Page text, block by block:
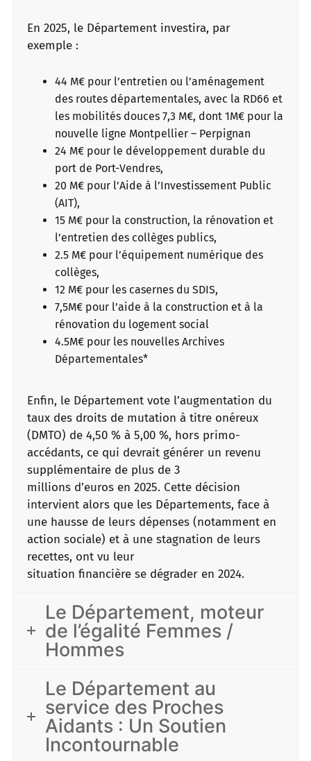
En 2025, le Département investira, par
exemple :
44 M€ pour l’entretien ou l’aménagement
des routes départementales, avec la RD66 et
les mobilités douces 7,3 M€, dont 1M€ pour la
nouvelle ligne Montpellier – Perpignan
24 M€ pour le développement durable du
port de Port-Vendres,
20 M€ pour l’Aide à l’Investissement Public
(AIT),
15 M€ pour la construction, la rénovation et
l’entretien des collèges publics,
2.5 M€ pour l’équipement numérique des
collèges,
12 M€ pour les casernes du SDIS,
7,5M€ pour l’aide à la construction et à la
rénovation du logement social
4.5M€ pour les nouvelles Archives
Départementales*
Enfin, le Département vote l’augmentation du
taux des droits de mutation à titre onéreux
(DMTO) de 4,50 % à 5,00 %, hors primo-
accédants, ce qui devrait générer un revenu
supplémentaire de plus de 3
millions d’euros en 2025. Cette décision
intervient alors que les Départements, face à
une hausse de leurs dépenses (notamment en
action sociale) et à une stagnation de leurs
recettes, ont vu leur
situation financière se dégrader en 2024.
Le Département, moteur
de l’égalité Femmes /
Hommes
Le Département au
service des Proches
Aidants : Un Soutien
Incontournable